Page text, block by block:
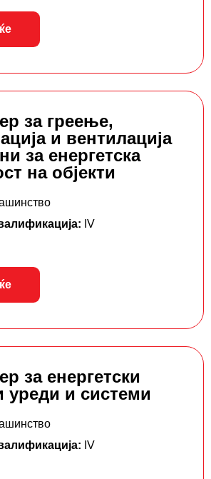
за греење,
и вентилација
за енергетска
на објекти
IV
за енергетски
уреди и системи
IV